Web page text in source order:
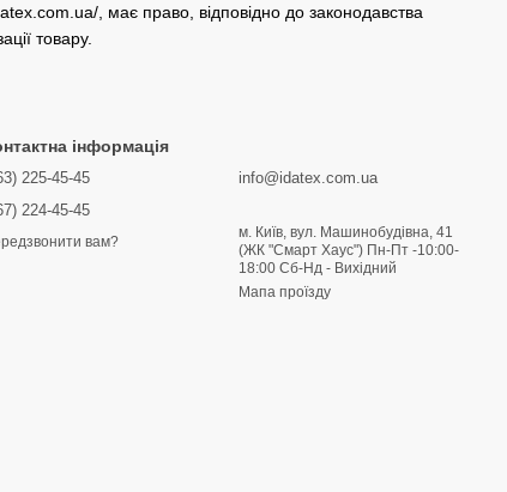
, має право, відповідно до законодавства
товару.
інформація
225-45-45
224-45-45
вам?
info@idatex.com.ua
м. Київ, вул. Машинобудівна, 41
(ЖК "Смарт Хаус") Пн-Пт -10:00-
18:00 Сб-Нд - Вихідний
Мапа проїзду